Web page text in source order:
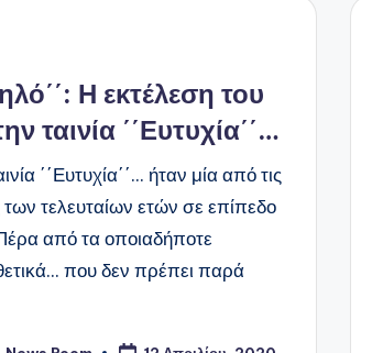
Η εκτέλεση του
ταινία ΄΄Ευτυχία΄΄…
΄΄Ευτυχία΄΄... ήταν μία από τις
των τελευταίων ετών σε επίπεδο
από τα οποιαδήποτε
που δεν πρέπει παρά